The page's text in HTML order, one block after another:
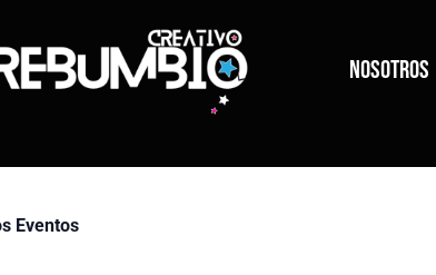
Nosotros
Eventos